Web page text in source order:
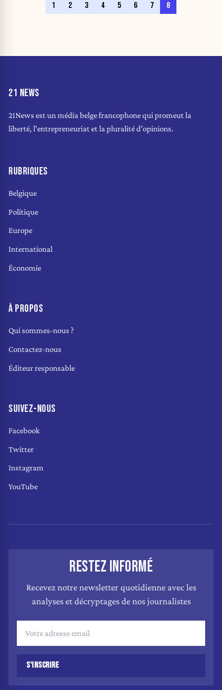
1 2 3 4 5 6 7 8
21 NEWS
21News est un média belge francophone qui promeut la
liberté, l'entrepreneuriat et la pluralité d'opinions.
RUBRIQUES
Belgique
Politique
Europe
International
Économie
À PROPOS
Qui sommes-nous ?
Contactez-nous
Éditeur responsable
SUIVEZ-NOUS
Facebook
Twitter
Instagram
YouTube
RESTEZ INFORMÉ
Recevez notre newsletter quotidienne avec les
analyses et décryptages de nos journalistes
S'INSCRIRE